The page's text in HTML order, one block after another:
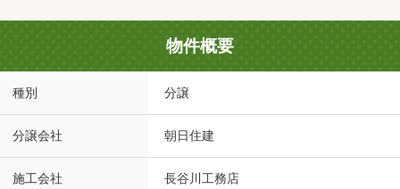
物件概要
種別 分譲
分譲会社 朝日住建
施工会社 長谷川工務店